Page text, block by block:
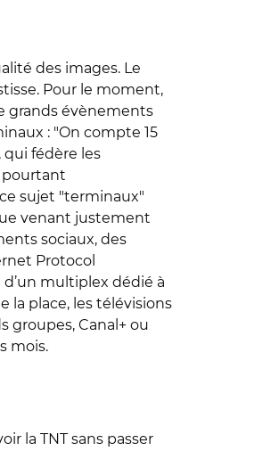
des images. Le
Pour le moment,
grands évènements
: "On compte 15
qui fédère les
pourtant
sujet "terminaux"
venant justement
sociaux, des
Protocol
multiplex dédié à
la place, les télévisions
groupes, Canal+ ou
mois.
la TNT sans passer